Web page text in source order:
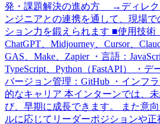
発・課題解決の進め方 →ディレク
ンジニアとの連携を通して、現場
ション力を鍛えられます ■使用技術
ChatGPT、Midjourney、Cursor、
GAS、Make、Zapier ・言語：
TypeScript、Python（FastAPI） ・デ
バージョン管理：GitHub ・インフ
的なキャリア 本インターンでは、
び、早期に成長できます。 また意
ルに応じてリーダーポジションや